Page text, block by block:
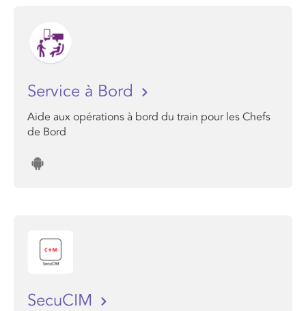
Service à Bord
Aide aux opérations à bord du train pour les Chefs
de Bord
SecuCIM